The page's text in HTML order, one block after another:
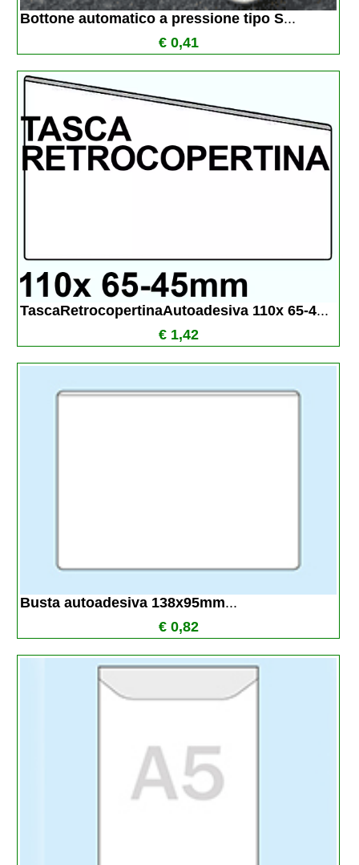
Bottone automatico a pressione tipo S...
€ 0,41
TascaRetrocopertinaAutoadesiva 110x 65-4...
€ 1,42
Busta autoadesiva 138x95mm...
€ 0,82